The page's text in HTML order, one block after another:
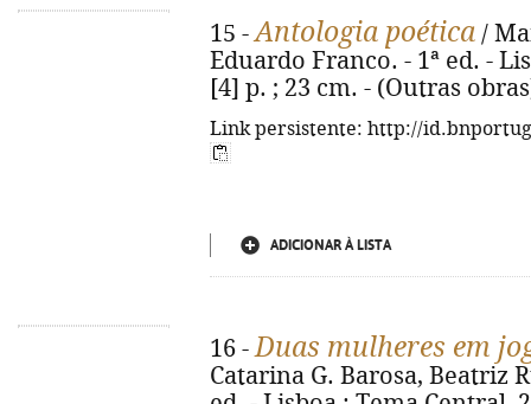
15 -Antologia poética /
Eduardo Franco. - 1ª ed. -
[4] p. ; 23 cm. - (Outras
Link persistente: http://
ADICIONAR À LISTA
16 -Duas mulheres em
Catarina G. Barosa, Beatriz